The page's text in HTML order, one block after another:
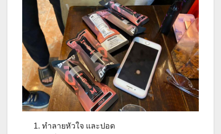
ทำลายหัวใจ และปอด